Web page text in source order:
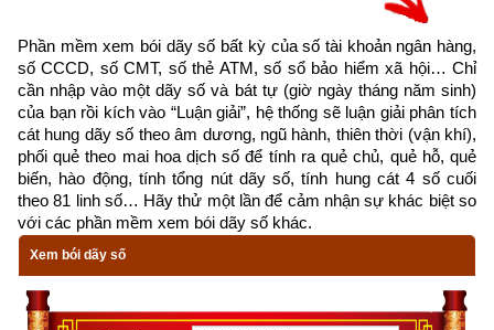
- Dịch vụ mở số tài khoản tự chọn (có thu phí): chọn được tất
cả các số chỉ có ngân hàng MB, SHB và VP bank còn các
ngân hàng khác chỉ cho chọn một vài số như sau: Vietinbank
(tối đa 9 số trong 12 số, MSB (tối đa 6 số trong 12 số), OCB
(tối đa 9 số trong 16 số), TPBank (tối đa 3 số trong 11 số),
Nam A Bank (tối đa 6 số trong 16 số), PG Bank (tối đa 10 số
trong 13 số), Sacombank (tối đa 4 số trong 12 số), SCB (tối đa
10 số trong 11 số), LienVietPostBank (tối đa 10 số trong 12
số), PVcomBank (tối đa 9 số trong 12 số),  Oceanbank (tối đa
Phần mềm xem bói dãy số bất kỳ của số tài khoản ngân hàng,
số CCCD, số CMT, số thẻ ATM, số sổ bảo hiểm xã hội… Chỉ
cần nhập vào một dãy số và bát tự (giờ ngày tháng năm sinh)
của bạn rồi kích vào “Luận giải”, hệ thống sẽ luận giải phân tích
cát hung dãy số theo âm dương, ngũ hành, thiên thời (vận khí),
phối quẻ theo mai hoa dịch số để tính ra quẻ chủ, quẻ hỗ, quẻ
biến, hào động, tính tổng nút dãy số, tính hung cát 4 số cuối
theo 81 linh số… Hãy thử một lần để cảm nhận sự khác biệt so
với các phần mềm xem bói dãy số khác.
Xem bói dãy số